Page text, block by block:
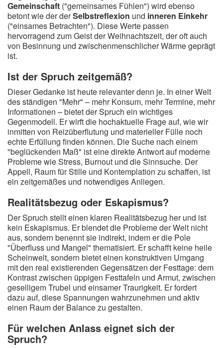
Gemeinschaft ("gemeinsames Fühlen") wird ebenso
betont wie der derSelbstreflexion und inneren Einkehr
("einsames Betrachten"). Diese Werte passen
hervorragend zum Geist der Weihnachtszeit, der oft auch
von Besinnung und zwischenmenschlicher Wärme geprägt
ist.
Ist der Spruch zeitgemäß?
Dieser Gedanke ist heute relevanter denn je. In einer Welt
des ständigen "Mehr" – mehr Konsum, mehr Termine, mehr
Informationen – bietet der Spruch ein wichtiges
Gegenmodell. Er wirft die hochaktuelle Frage auf, wie wir
inmitten von Reizüberflutung und materieller Fülle noch
echte Erfüllung finden können. Die Suche nach einem
"beglückenden Maß" ist eine direkte Antwort auf moderne
Probleme wie Stress, Burnout und die Sinnsuche. Der
Appell, Raum für Stille und Kontemplation zu schaffen, ist
ein zeitgemäßes und notwendiges Anliegen.
Realitätsbezug oder Eskapismus?
Der Spruch stellt einen klaren Realitätsbezug her und ist
kein Eskapismus. Er blendet die Probleme der Welt nicht
aus, sondern benennt sie indirekt, indem er die Pole
"Überfluss und Mangel" thematisiert. Er schafft keine heile
Scheinwelt, sondern bietet einen konstruktiven Umgang
mit den real existierenden Gegensätzen der Festtage: dem
Kontrast zwischen üppigen Festtafeln und Armut, zwischen
geselligem Trubel und einsamer Traurigkeit. Er fordert
dazu auf, diese Spannungen wahrzunehmen und aktiv
einen Raum der Balance zu gestalten.
Für welchen Anlass eignet sich der
Spruch?